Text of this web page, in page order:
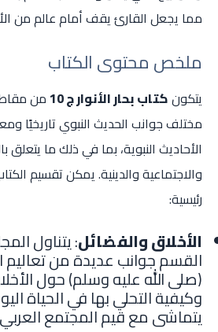
مما يجعل القارئ يقف أمام عالم من
ملخص محتوى الكتاب
يتكونكتاب بحار الأنوار ج 10
من
مختلف جوانب الحديث النبوي تاريخيًا
الأحاديث النبوية، بما في ذلك ما يتعلق
والاجتماعية والدينية. يمكن تقسيم
رئيسية:
الأخلاق والفضائل: يتناول
القسم جوانب عديدة من تعاليم
(صلى الله عليه وسلم) حول
وكيفية التحلي بها في الحياة
يتماشى مع قيم المجتمع